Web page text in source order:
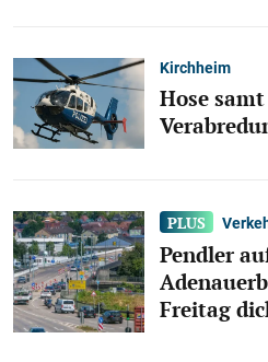
Kirchheim
Hose
Pendler
Freitag